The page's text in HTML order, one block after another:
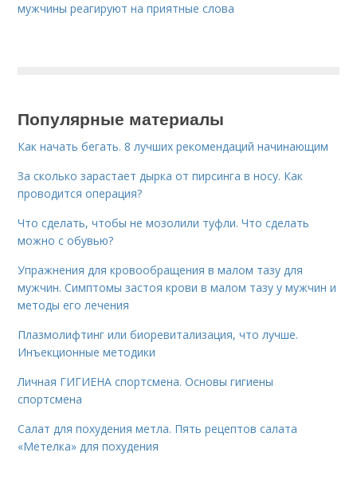
мужчины реагируют на приятные слова
Популярные материалы
Как начать бегать. 8 лучших рекомендаций начинающим
За сколько зарастает дырка от пирсинга в носу. Как
проводится операция?
Что сделать, чтобы не мозолили туфли. Что сделать
можно с обувью?
Упражнения для кровообращения в малом тазу для
мужчин. Симптомы застоя крови в малом тазу у мужчин и
методы его лечения
Плазмолифтинг или биоревитализация, что лучше.
Инъекционные методики
Личная ГИГИЕНА спортсмена. Основы гигиены
спортсмена
Салат для похудения метла. Пять рецептов салата
«Метелка» для похудения